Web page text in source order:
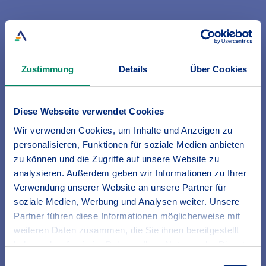
Zustimmung Details Über Cookies
Diese Webseite verwendet Cookies
Wir verwenden Cookies, um Inhalte und Anzeigen zu
personalisieren, Funktionen für soziale Medien anbieten
zu können und die Zugriffe auf unsere Website zu
analysieren. Außerdem geben wir Informationen zu Ihrer
Verwendung unserer Website an unsere Partner für
soziale Medien, Werbung und Analysen weiter. Unsere
Partner führen diese Informationen möglicherweise mit
weiteren Daten zusammen, die Sie ihnen bereitgestellt
haben oder die sie im Rahmen Ihrer Nutzung der Dienste